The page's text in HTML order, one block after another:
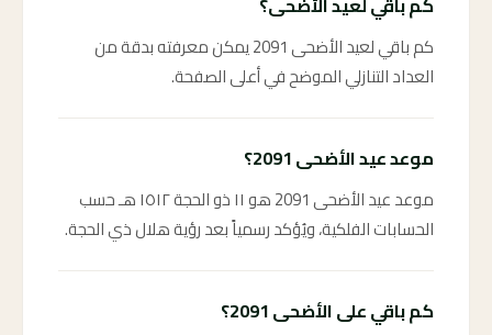
كم باقي لعيد الأضحى 2091 يمكن معرفته بدقة من
العداد التنازلي الموضح في أعلى الصفحة.
موعد عيد الأضحى 2091؟
موعد عيد الأضحى 2091 هو ١١ ذو الحجة ١٥١٢ هـ حسب
الحسابات الفلكية، ويُؤكد رسمياً بعد رؤية هلال ذي الحجة.
كم باقي على الأضحى 2091؟